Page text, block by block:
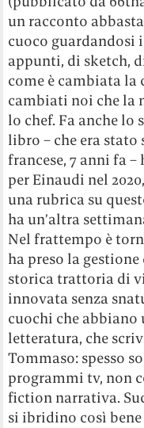
un racconto
cuoco guardandosi
appunti, di sketch,
come è cambiata la
cambiati noi che la
lo chef. Fa anche lo
libro – che era
francese, 7 anni fa
per Einaudi nel
una rubrica su
ha un’altra
Nel frattempo è
ha preso la
storica trattoria di
innovata senza
cuochi che
letteratura, che
Tommaso: spesso
programmi tv, non
fiction narrativa.
si ibridino così